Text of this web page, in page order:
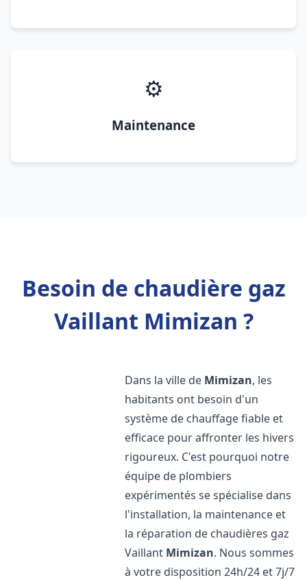
⚙️
Maintenance
Besoin de chaudière gaz
Vaillant Mimizan ?
Dans la ville de Mimizan, les
habitants ont besoin d'un
système de chauffage fiable et
efficace pour affronter les hivers
rigoureux. C'est pourquoi notre
équipe de plombiers
expérimentés se spécialise dans
l'installation, la maintenance et
la réparation de chaudières gaz
Vaillant Mimizan. Nous sommes
à votre disposition 24h/24 et 7j/7